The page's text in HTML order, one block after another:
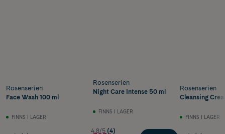
Rosenserien
Face Wash 100 ml
FINNS I LAGER
Rosenserien
Night Care Intense 50 ml
FINNS I LAGER
4.8/5 (4)
Rosenserien
Cleansing
FINNS I LAGER